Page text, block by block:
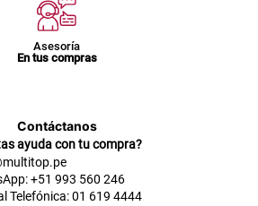
Asesoría
En tus compras
Contáctanos
ayuda con tu compra?
+51 993 560 246
Telefónica: 01 619 4444